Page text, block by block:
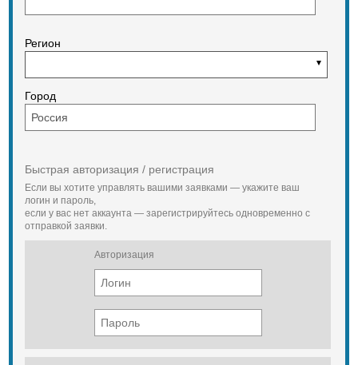
Регион
Город
Быстрая авторизация / регистрация
Если вы хотите управлять вашими заявками — укажите ваш
логин и пароль,
если у вас нет аккаунта — зарегистрируйтесь одновременно с
отправкой заявки.
Авторизация